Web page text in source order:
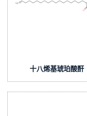
十八烯基琥珀酸酐